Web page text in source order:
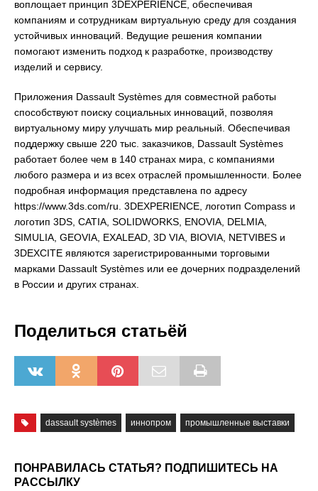
воплощает принцип 3DEXPERIENCE, обеспечивая
компаниям и сотрудникам виртуальную среду для создания
устойчивых инноваций. Ведущие решения компании
помогают изменить подход к разработке, производству
изделий и сервису.
Приложения Dassault Systèmes для совместной работы
способствуют поиску социальных инноваций, позволяя
виртуальному миру улучшать мир реальный. Обеспечивая
поддержку свыше 220 тыс. заказчиков, Dassault Systèmes
работает более чем в 140 странах мира, с компаниями
любого размера и из всех отраслей промышленности. Более
подробная информация представлена по адресу
https://www.3ds.com/ru. 3DEXPERIENCE, логотип Compass и
логотип 3DS, CATIA, SOLIDWORKS, ENOVIA, DELMIA,
SIMULIA, GEOVIA, EXALEAD, 3D VIA, BIOVIA, NETVIBES и
3DEXCITE являются зарегистрированными торговыми
марками Dassault Systèmes или ее дочерних подразделений
в России и других странах.
Поделиться статьёй
dassault systèmes иннопром промышленные выставки
ПОНРАВИЛАСЬ СТАТЬЯ? ПОДПИШИТЕСЬ НА
РАССЫЛКУ